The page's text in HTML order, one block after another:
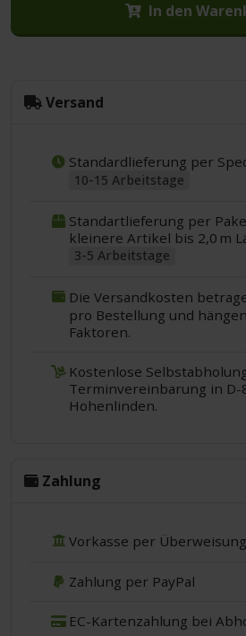
In den
Versand
Standardlieferung per
10-15 Arbeitstage
Standartlieferung per
kleinere Artikel bis 2,0 m
3-5 Arbeitstage
Die Versandkosten
pro Bestellung und
Faktoren.
Kostenlose
Terminvereinbarung in D-
Hohenlinden.
Zahlung
Vorkasse per
Zahlung per PayPal
EC-Kartenzahlung bei